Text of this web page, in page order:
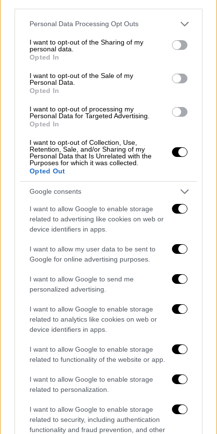
Please note that this website/app uses one or more Google
not limited to your visit or usage behaviour. You may click to
grant or deny consent to Google and its third-party tags to
use your data for below specified purposes in below Google
consent section.
Personal Data Processing Opt Outs
I want to opt-out of the Sharing of my
personal data.
Opted In
I want to opt-out of the Sale of my
Personal Data.
Opted In
I want to opt-out of processing my
Personal Data for Targeted Advertising.
Opted In
I want to opt-out of Collection, Use,
Retention, Sale, and/or Sharing of my
Personal Data that Is Unrelated with the
Purposes for which it was collected.
Opted Out
Google consents
I want to allow Google to enable storage
related to advertising like cookies on web or
device identifiers in apps.
I want to allow my user data to be sent to
Google for online advertising purposes.
I want to allow Google to send me
personalized advertising.
I want to allow Google to enable storage
related to analytics like cookies on web or
device identifiers in apps.
I want to allow Google to enable storage
related to functionality of the website or app.
I want to allow Google to enable storage
related to personalization.
I want to allow Google to enable storage
related to security, including authentication
functionality and fraud prevention, and other
Τηλεόραση|26.10.2019 10:30
Μην αρχίζεις τη μουρμούρα: Έρχονται
δύο γκεστ εμφανίσεις - έκπληξη
Δύο εντυπωσιακά γκεστ στην επιτυχημένη
μουρμούρα»
Γιώργος Κιμούλης
ηθοποιός
ΑΝΤ1
Αντίνοος Αλμπάνης
ΣΥΡΙΖΑ
φιλία
Μην αρχίζεις τη Μουρμούρα
POPULAR VIDEOS